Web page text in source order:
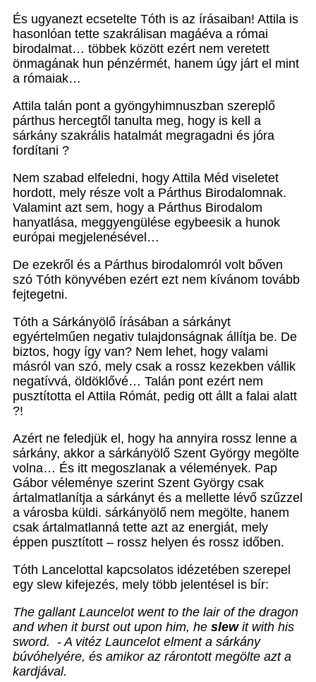
És ugyanezt ecsetelte Tóth is az írásaiban! Attila is
hasonlóan tette szakrálisan magáéva a római
birodalmat… többek között ezért nem veretett
önmagának hun pénzérmét, hanem úgy járt el mint
a rómaiak…
Attila talán pont a gyöngyhimnuszban szereplő
párthus hercegtől tanulta meg, hogy is kell a
sárkány szakrális hatalmát megragadni és jóra
fordítani ?
Nem szabad elfeledni, hogy Attila Méd viseletet
hordott, mely része volt a Párthus Birodalomnak.
Valamint azt sem, hogy a Párthus Birodalom
hanyatlása, meggyengülése egybeesik a hunok
európai megjelenésével…
De ezekről és a Párthus birodalomról volt bőven
szó Tóth könyvében ezért ezt nem kívánom tovább
fejtegetni.
Tóth a Sárkányölő írásában a sárkányt
egyértelműen negativ tulajdonságnak állítja be. De
biztos, hogy így van? Nem lehet, hogy valami
másról van szó, mely csak a rossz kezekben vállik
negatívvá, öldöklővé… Talán pont ezért nem
pusztította el Attila Rómát, pedig ott állt a falai alatt
?!
Azért ne feledjük el, hogy ha annyira rossz lenne a
sárkány, akkor a sárkányölő Szent György megölte
volna… És itt megoszlanak a vélemények. Pap
Gábor véleménye szerint Szent György csak
ártalmatlanítja a sárkányt és a mellette lévő szűzzel
a városba küldi. sárkányölő nem megölte, hanem
csak ártalmatlanná tette azt az energiát, mely
éppen pusztított – rossz helyen és rossz időben.
Tóth Lancelottal kapcsolatos idézetében szerepel
egy slew kifejezés, mely több jelentésel is bír:
The gallant Launcelot went to the lair of the dragon
and when it burst out upon him, he slewit with his
sword. - A vitéz Launcelot elment a sárkány
búvóhelyére, és amikor az rárontott megölte azt a
kardjával.